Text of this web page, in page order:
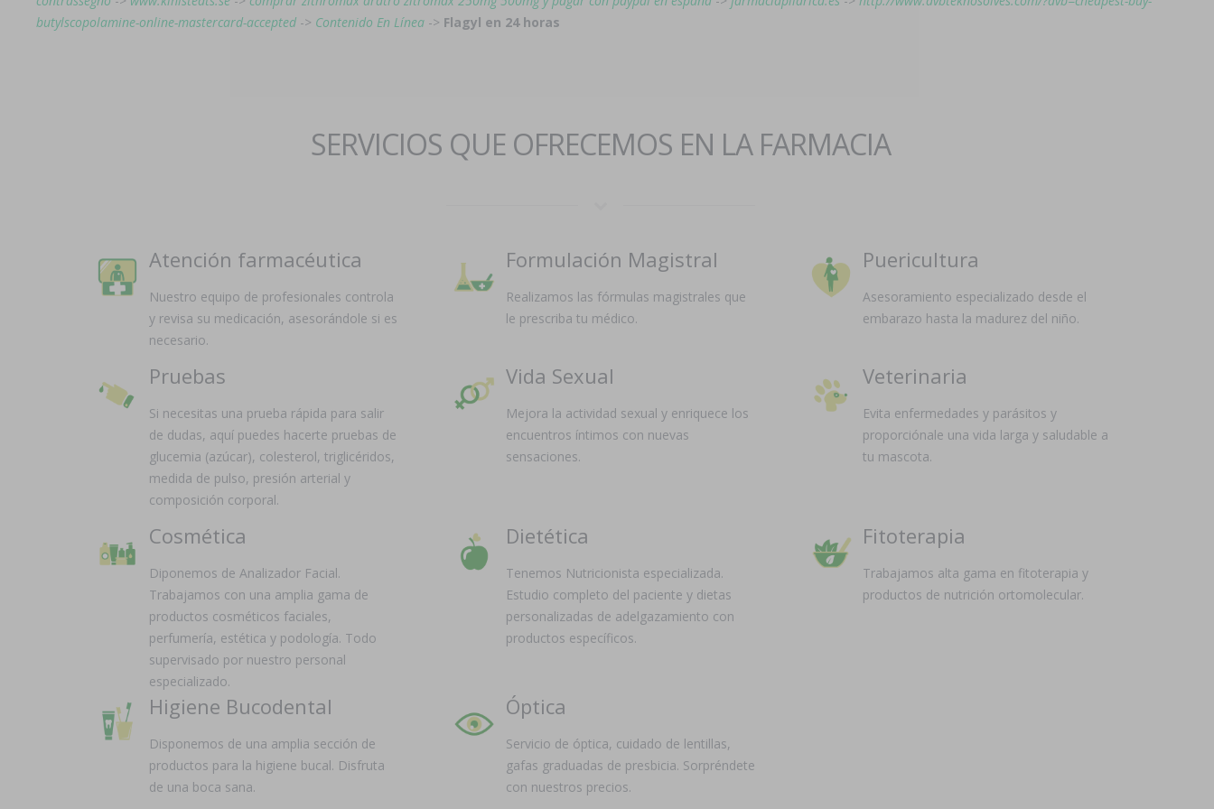
butylscopolamine-online-mastercard-accepted -> Contenido En Línea -> Flagyl en 24 horas
SERVICIOS QUE OFRECEMOS EN LA FARMACIA
Atención farmacéutica
Nuestro equipo de profesionales controla
y revisa su medicación, asesorándole si es
necesario.
Formulación Magistral
Realizamos las fórmulas magistrales que
le prescriba tu médico.
Puericultura
Asesoramiento especializado desde el
embarazo hasta la madurez del niño.
Pruebas
Si necesitas una prueba rápida para salir
de dudas, aquí puedes hacerte pruebas de
glucemia (azúcar), colesterol, triglicéridos,
medida de pulso, presión arterial y
composición corporal.
Vida Sexual
Mejora la actividad sexual y enriquece los
encuentros íntimos con nuevas
sensaciones.
Veterinaria
Evita enfermedades y parásitos y
proporciónale una vida larga y saludable a
tu mascota.
Cosmética
Diponemos de Analizador Facial.
Trabajamos con una amplia gama de
productos cosméticos faciales,
perfumería, estética y podología. Todo
supervisado por nuestro personal
especializado.
Dietética
Tenemos Nutricionista especializada.
Estudio completo del paciente y dietas
personalizadas de adelgazamiento con
productos específicos.
Fitoterapia
Trabajamos alta gama en fitoterapia y
productos de nutrición ortomolecular.
Higiene Bucodental
Disponemos de una amplia sección de
productos para la higiene bucal. Disfruta
de una boca sana.
Óptica
Servicio de óptica, cuidado de lentillas,
gafas graduadas de presbicia. Sorpréndete
con nuestros precios.